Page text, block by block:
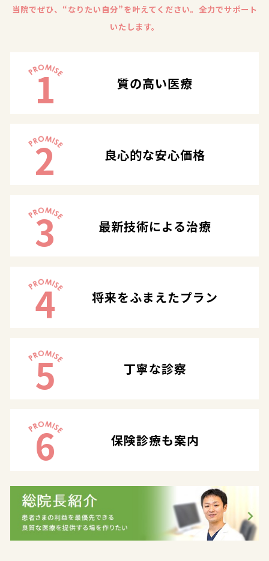
当院でぜひ、“なりたい自分”を叶えてください。全力でサポート
いたします。
1 質の高い医療
2 良心的な安心価格
3 最新技術による治療
4 将来をふまえたプラン
5 丁寧な診察
6 保険診療も案内